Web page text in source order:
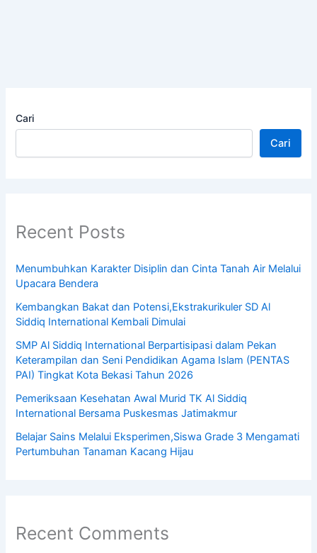
Cari
Cari
Recent Posts
Menumbuhkan Karakter Disiplin dan Cinta Tanah Air Melalui
Upacara Bendera
Kembangkan Bakat dan Potensi,Ekstrakurikuler SD Al
Siddiq International Kembali Dimulai
SMP Al Siddiq International Berpartisipasi dalam Pekan
Keterampilan dan Seni Pendidikan Agama Islam (PENTAS
PAI) Tingkat Kota Bekasi Tahun 2026
Pemeriksaan Kesehatan Awal Murid TK Al Siddiq
International Bersama Puskesmas Jatimakmur
Belajar Sains Melalui Eksperimen,Siswa Grade 3 Mengamati
Pertumbuhan Tanaman Kacang Hijau
Recent Comments